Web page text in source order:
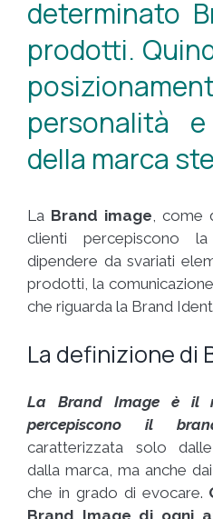
determinato
prodotti.
personalità
della marca
La Brand image ,
clienti percepiscono
dipendere da svariati
prodotti, la
che riguarda la Brand
La definizione di
La Brand Image è il
percepiscono il
caratterizzata solo
dalla marca, ma anche
che in grado di evocare.
Brand Image di ogni